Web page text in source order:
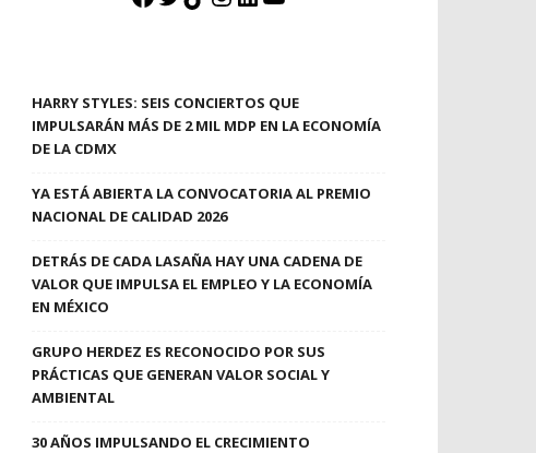
HARRY STYLES: SEIS CONCIERTOS QUE
IMPULSARÁN MÁS DE 2 MIL MDP EN LA ECONOMÍA
DE LA CDMX
YA ESTÁ ABIERTA LA CONVOCATORIA AL PREMIO
NACIONAL DE CALIDAD 2026
DETRÁS DE CADA LASAÑA HAY UNA CADENA DE
VALOR QUE IMPULSA EL EMPLEO Y LA ECONOMÍA
EN MÉXICO
GRUPO HERDEZ ES RECONOCIDO POR SUS
PRÁCTICAS QUE GENERAN VALOR SOCIAL Y
AMBIENTAL
30 AÑOS IMPULSANDO EL CRECIMIENTO